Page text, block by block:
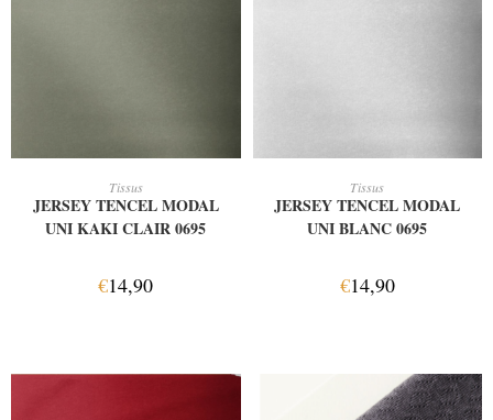
Tissus
JERSEY TENCEL MODAL
UNI KAKI CLAIR 0695
€14,90
Tissus
JERSEY TENCEL MODAL
UNI BLANC 0695
€14,90